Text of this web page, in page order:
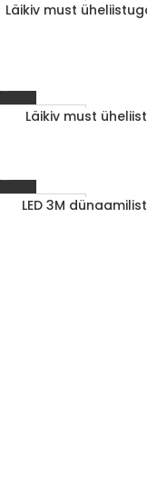
1-3 D.D.
Läikiv must
1-3 D.D.
Läikiv must
1-3 D.D.
LED 3M